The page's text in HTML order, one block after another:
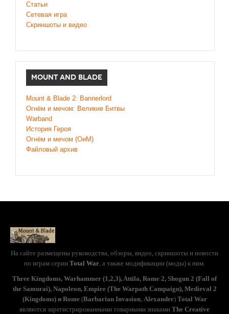
Статьи
Сетевая игра
Скриншоты и видео
MOUNT AND BLADE
Mount & Blade 2: Bannerlord
Огнём и мечом: Великие Битвы
Warband
История Героя
Огнём и мечом (ОиМ)
Файловый архив
На сайте размещены руководства, обзоры, видео, скриншоты и новости
по играм серии Total War, а также модификации (моды) к ним.
Three Kingdoms, Warhammer (1,2,3), Attila, Rome 2, Shogun 2 (Fall of
the Samurai), Napoleon, Empire (The Warpath Campaign), Medieval 2
(Kingdoms) и Rome (Barbarian Invasion, Alexander)Total War
являются зарегистрированными товарными знаками The Creative